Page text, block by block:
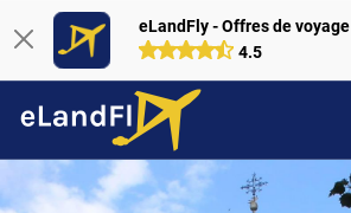
eLandFly - Offres de voyage
4.5